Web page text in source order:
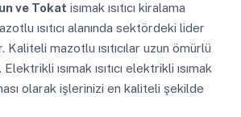
ve Tokat isımak ısıtıcı kiralama
ısıtıcı alanında sektördeki lider
mazotlu ısıtıcılar uzun ömürlü
ısımak ısıtıcı elektrikli ısımak
olarak işlerinizi en kaliteli şekilde